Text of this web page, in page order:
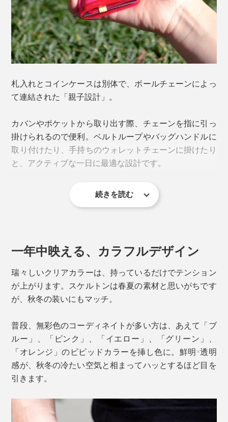
当初は「革」で作る予定でしたが、PVC素材で何度も試
作を繰り返すうちに、素材の厚み・硬さが最適な点や、
ままPVCをウォレット素材に採用したのだとか。
枚、コイン20枚ほどなら余裕で収納できる懐の広さ。素
材自体に程よい硬さとしなやかさがあるので、お札もコ
インもさっと取り出せて、さっと入れられます。
ドが固定されるので安心
取り出したいお金がひと目でわかるクリア素材は、視覚
札入れとコインケースは別体で、ボールチェーンによっ
て連結された「親子設計」。
カバンやポケットから取り出す際、チェーンを指に引っ
掛けられるので便利。ベルトループやバッグハンドルに
取り付けたり、手持ちのウォレットチェーンに掛けたり
と、アクティブな一日に最適な設計です。
続きを読む
一年中映える、カラフルデザイン
瑞々しいクリアカラーは、持っているだけでテンション
が上がります。スケルトンは春夏の素材と思いがちです
が、秋冬の装いにもマッチ。
普段、無彩色のコーディネイトが多い方は、あえて「ブ
ルー」、「ピンク」、「イエロー」、「グリーン」、
「オレンジ」のビビッドカラーを挿し色に。鮮明×透明
感が、秋冬の冷たい空気と相まってハッとするほど目を
引きます。